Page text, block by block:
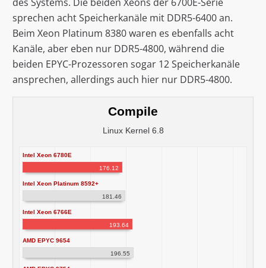
sprechen acht Speicherkanäle mit DDR5-6400 an.
Beim Xeon Platinum 8380 waren es ebenfalls acht
Kanäle, aber eben nur DDR5-4800, während die
beiden EPYC-Prozessoren sogar 12 Speicherkanäle
ansprechen, allerdings auch hier nur DDR5-4800.
Compile
Linux Kernel 6.8
Intel Xeon 6780E
176.12
Intel Xeon Platinum 8592+
181.46
Intel Xeon 6766E
193.64
AMD EPYC 9654
196.55